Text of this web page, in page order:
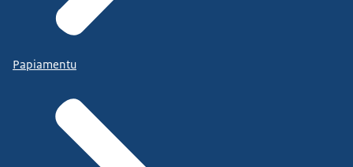
Papiamentu